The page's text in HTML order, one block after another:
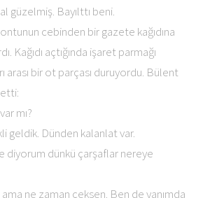
güzelmiş. Bayılttı beni.
cebinden bir gazete kağıdına
Kağıdı açtığında işaret parmağı
arası bir ot parçası duruyordu. Bülent
mı?
geldik. Dünden kalanlat var.
diyorum dünkü çarşaflar nereye
ne zaman çeksen. Ben de yanımda